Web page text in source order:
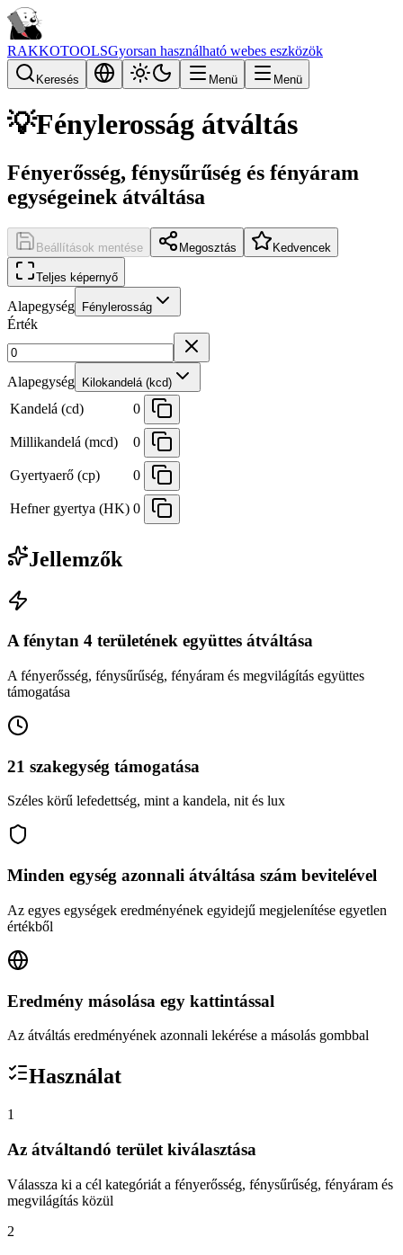
RAKKOTOOLSGyorsan használható webes eszközök
Keresés Menü Menü
💡Fénylerosság átváltás
Fényerősség, fénysűrűség és fényáram
egységeinek átváltása
Beállítások mentése Megosztás Kedvencek
Teljes képernyő
Alapegység Fénylerosság
Érték
Alapegység Kilokandelá (kcd)
Kandelá (cd) 0
Millikandelá (mcd) 0
Gyertyaerő (cp) 0
Hefner gyertya (HK) 0
Jellemzők
A fénytan 4 területének együttes átváltása
A fényerősség, fénysűrűség, fényáram és megvilágítás együttes
támogatása
21 szakegység támogatása
Széles körű lefedettség, mint a kandela, nit és lux
Minden egység azonnali átváltása szám bevitelével
Az egyes egységek eredményének egyidejű megjelenítése egyetlen
értékből
Eredmény másolása egy kattintással
Az átváltás eredményének azonnali lekérése a másolás gombbal
Használat
1
Az átváltandó terület kiválasztása
Válassza ki a cél kategóriát a fényerősség, fénysűrűség, fényáram és
megvilágítás közül
2